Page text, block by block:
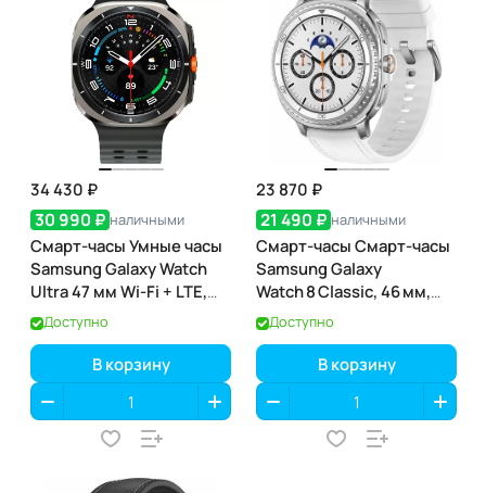
34 430 ₽
30 990 ₽ наличными
Смарт-часы Умные часы
Samsung Galaxy Watch
Ultra 47 мм Wi-Fi + LTE,
Серебристый титан,
Ремешок черный
Доступно
В корзину
23 870 ₽
21 490 ₽ наличными
Смарт-часы Смарт-часы
Samsung Galaxy
Watch 8 Classic, 46 мм,
White (белый)
Доступно
В корзину